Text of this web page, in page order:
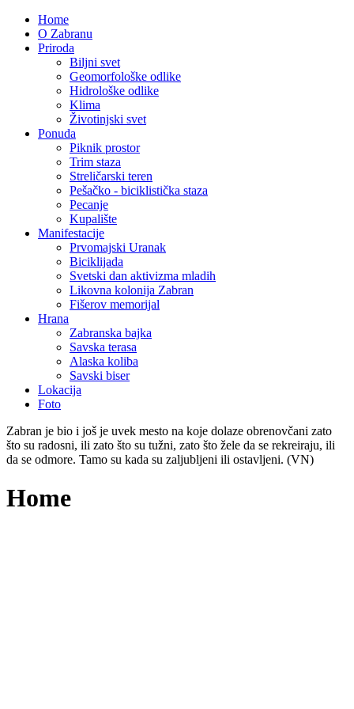
Home
O Zabranu
Priroda
Biljni svet
Geomorfološke odlike
Hidrološke odlike
Klima
Životinjski svet
Ponuda
Piknik prostor
Trim staza
Streličarski teren
Pešačko - biciklistička staza
Pecanje
Kupalište
Manifestacije
Prvomajski Uranak
Biciklijada
Svetski dan aktivizma mladih
Likovna kolonija Zabran
Fišerov memorijal
Hrana
Zabranska bajka
Savska terasa
Alaska koliba
Savski biser
Lokacija
Foto
Zabran je bio i još je uvek mesto na koje dolaze obrenovčani zato
što su radosni, ili zato što su tužni, zato što žele da se rekreiraju, ili
da se odmore. Tamo su kada su zaljubljeni ili ostavljeni. (VN)
Home